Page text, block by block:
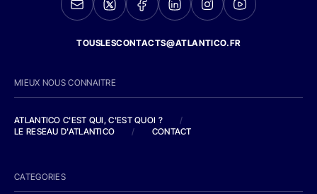
TOUSLESCONTACTS@ATLANTICO.FR
MIEUX NOUS CONNAITRE
ATLANTICO C'EST QUI, C'EST QUOI ?
/
LE RESEAU D'ATLANTICO
/ CONTACT
CATEGORIES